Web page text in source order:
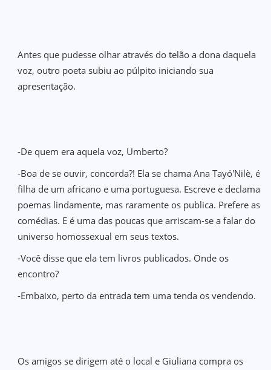
Antes que pudesse olhar através do telão a dona daquela
voz, outro poeta subiu ao púlpito iniciando sua
apresentação.
-De quem era aquela voz, Umberto?
-Boa de se ouvir, concorda?! Ela se chama Ana Tayó'Nilè, é
filha de um africano e uma portuguesa. Escreve e declama
poemas lindamente, mas raramente os publica. Prefere as
comédias. E é uma das poucas que arriscam-se a falar do
universo homossexual em seus textos.
-Você disse que ela tem livros publicados. Onde os
encontro?
-Embaixo, perto da entrada tem uma tenda os vendendo.
Os amigos se dirigem até o local e Giuliana compra os